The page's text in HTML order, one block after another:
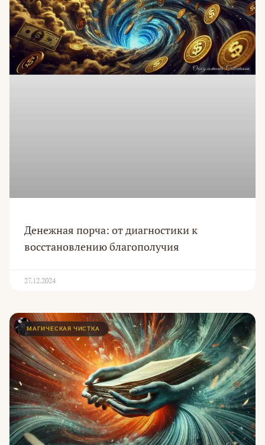
Денежная порча: от диагностики к
восстановлению благополучия
27.12.2024
МАГИЧЕСКАЯ ЧИСТКА